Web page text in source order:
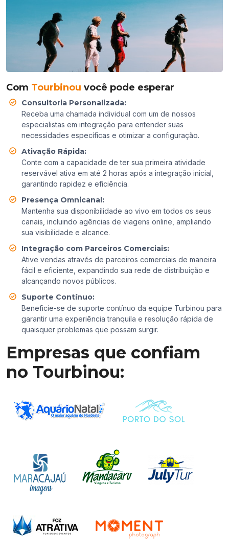
Com Tourbinou você pode esperar
Consultoria Personalizada:
Receba uma chamada individual com um de nossos
especialistas em integração para entender suas
necessidades específicas e otimizar a configuração.
Ativação Rápida:
Conte com a capacidade de ter sua primeira atividade
reservável ativa em até 2 horas após a integração inicial,
garantindo rapidez e eficiência.
Presença Omnicanal:
Mantenha sua disponibilidade ao vivo em todos os seus
canais, incluindo agências de viagens online, ampliando
sua visibilidade e alcance.
Integração com Parceiros Comerciais:
Ative vendas através de parceiros comerciais de maneira
fácil e eficiente, expandindo sua rede de distribuição e
alcançando novos públicos.
Suporte Contínuo:
Beneficie-se de suporte contínuo da equipe Turbinou para
garantir uma experiência tranquila e resolução rápida de
quaisquer problemas que possam surgir.
Empresas que confiam
no Tourbinou: